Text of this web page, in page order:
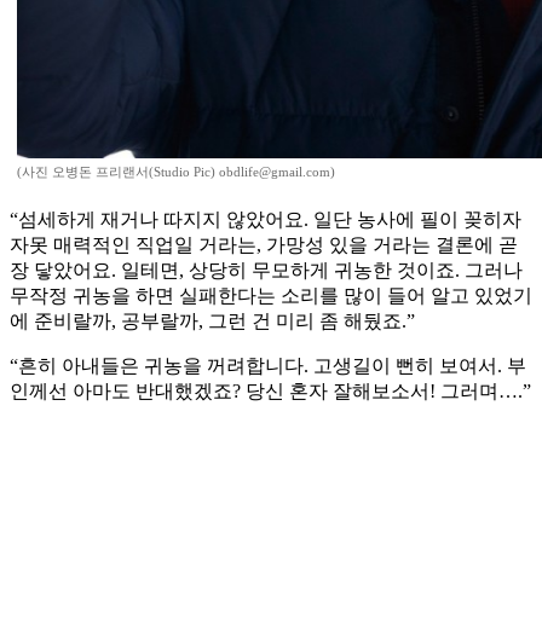
(사진 오병돈 프리랜서(Studio Pic) obdlife@gmail.com)
“섬세하게 재거나 따지지 않았어요. 일단 농사에 필이 꽂히자
자못 매력적인 직업일 거라는, 가망성 있을 거라는 결론에 곧
장 닿았어요. 일테면, 상당히 무모하게 귀농한 것이죠. 그러나
무작정 귀농을 하면 실패한다는 소리를 많이 들어 알고 있었기
에 준비랄까, 공부랄까, 그런 건 미리 좀 해뒀죠.”
“흔히 아내들은 귀농을 꺼려합니다. 고생길이 뻔히 보여서. 부
인께선 아마도 반대했겠죠? 당신 혼자 잘해보소서! 그러며….”